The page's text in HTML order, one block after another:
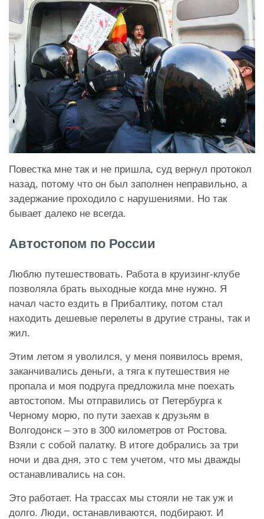
Повестка мне так и не пришла, суд вернул протокол
назад, потому что он был заполнен неправильно, а
задержание проходило с нарушениями. Но так
бывает далеко не всегда.
Автостопом по России
Люблю путешествовать. Работа в круизинг-клубе
позволяла брать выходные когда мне нужно. Я
начал часто ездить в Прибалтику, потом стал
находить дешевые перелеты в другие страны, так и
жил.
Этим летом я уволился, у меня появилось время,
заканчивались деньги, а тяга к путешествия не
пропала и моя подруга предложила мне поехать
автостопом. Мы отправились от Петербурга к
Черному морю, по пути заехав к друзьям в
Волгодонск – это в 300 километров от Ростова.
Взяли с собой палатку. В итоге добрались за три
ночи и два дня, это с тем учетом, что мы дважды
останавливались на сон.
Это работает. На трассах мы стояли не так уж и
долго. Люди, останавливаются, подбирают. И